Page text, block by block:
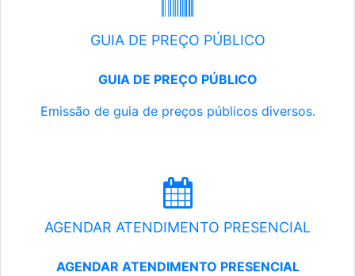
GUIA DE PREÇO PÚBLICO
GUIA DE PREÇO PÚBLICO
Emissão de guia de preços públicos diversos.
AGENDAR ATENDIMENTO PRESENCIAL
AGENDAR ATENDIMENTO PRESENCIAL